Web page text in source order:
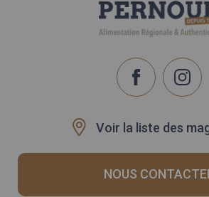
Voir la liste des
NOUS